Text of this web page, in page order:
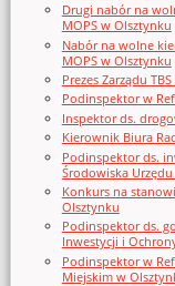
Drugi nabór na
MOPS w Olsztynku
Nabór na wolne
MOPS w Olsztynku
Prezes Zarządu
Podinspektor w
Inspektor ds.
Kierownik Biura
Podinspektor ds.
Środowiska
Konkurs na
Olsztynku
Podinspektor ds.
Inwestycji i
Podinspektor w
Miejskim w